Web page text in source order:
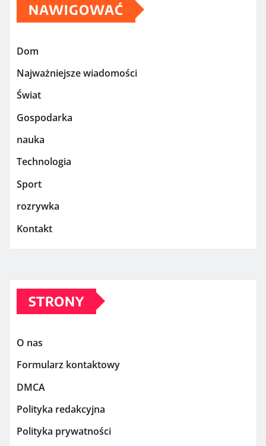
NAWIGOWAĆ
Dom
Najważniejsze wiadomości
Świat
Gospodarka
nauka
Technologia
Sport
rozrywka
Kontakt
STRONY
O nas
Formularz kontaktowy
DMCA
Polityka redakcyjna
Polityka prywatności